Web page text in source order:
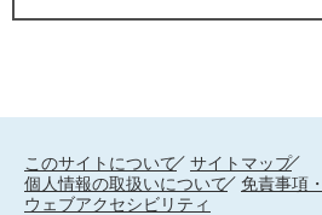
このサイトについて
サイトマップ
個人情報の取扱いについて
免責事項
ウェブアクセシビリティ